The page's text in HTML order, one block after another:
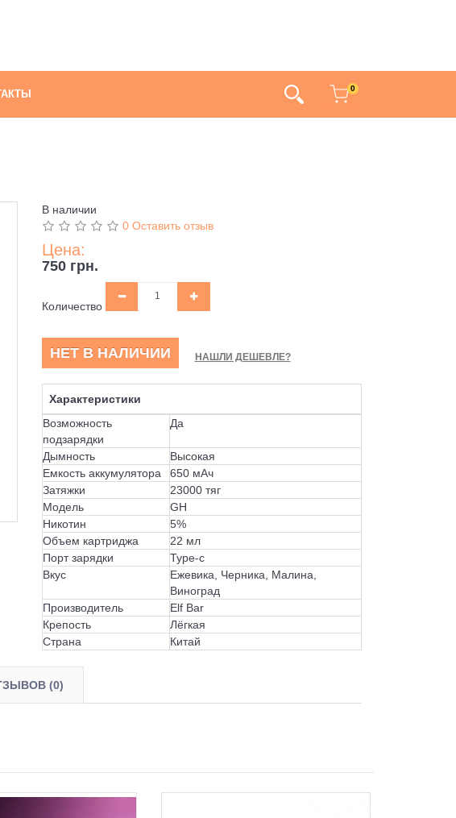
0
В наличии
0 Оставить отзыв
Цена:
750 грн.
Количество
НЕТ В НАЛИЧИИ НАШЛИ ДЕШЕВЛЕ?
Характеристики
Возможность
подзарядки
Да
Дымность
Высокая
Емкость аккумулятора
650 мАч
Затяжки
23000 тяг
Модель
GH
Никотин
5%
Объем картриджа
22 мл
Порт зарядки
Type-c
Вкус
Ежевика, Черника, Малина,
Виноград
Производитель
Elf Bar
Крепость
Лёгкая
Страна
Китай
(0)